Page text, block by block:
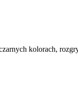
kolorach,